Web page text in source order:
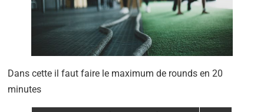
Dans cette il faut faire le maximum de rounds en 20
minutes